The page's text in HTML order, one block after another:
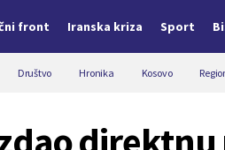
front Iranska kriza Sport
Društvo Hronika Kosovo